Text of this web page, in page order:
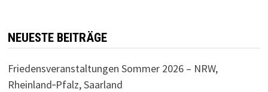
NEUESTE BEITRÄGE
Friedensveranstaltungen Sommer 2026 – NRW,
Rheinland‑Pfalz, Saarland